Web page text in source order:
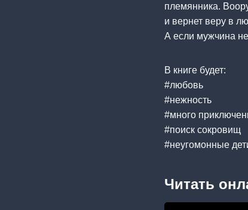
племянника.
и вернет веру в
А если мужчина
В книге будет:
#любовь
#нежность
#много
#поиск сокровищ
#неугомонные
Читать